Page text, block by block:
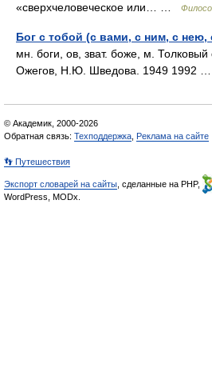
«сверхчеловеческое или… …
Бог с тобой (с вами, с ним, с нею,
мн. боги, ов, зват. боже, м.
Ожегов, Н.Ю. Шведова. 1949 1992
© Академик, 2000-2026
Обратная связь: Техподдержка Реклама на сайте
👣 Путешествия
Экспорт словарей на сайты , сделанные на PHP,
WordPress, MODx.